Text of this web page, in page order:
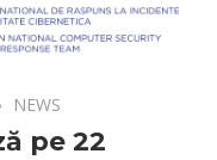
NEWS
pe 22